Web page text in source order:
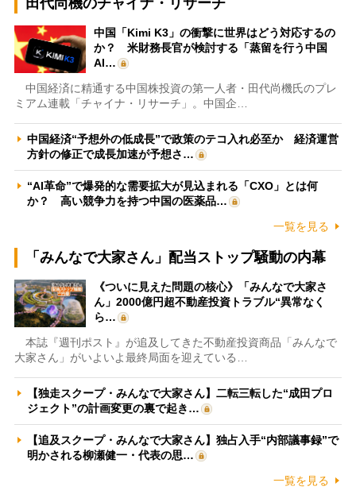
中国「Kimi K3」の衝撃に世界はどう対応するの
か？ 米財務長官が検討する「蒸留を行う中国
AI…
中国経済に精通する中国株投資の第一人者・田代尚機氏のプレ
ミアム連載「チャイナ・リサーチ」。中国企…
中国経済“予想外の低成長”で政策のテコ入れ必至か 経済運営
方針の修正で成長加速が予想さ…
“AI革命”で爆発的な需要拡大が見込まれる「CXO」とは何
か？ 高い競争力を持つ中国の医薬品…
一覧を見る
「みんなで大家さん」配当ストップ騒動の内幕
《ついに見えた問題の核心》「みんなで大家さ
ん」2000億円超不動産投資トラブル“異常なく
ら…
本誌『週刊ポスト』が追及してきた不動産投資商品「みんなで
大家さん」がいよいよ最終局面を迎えている…
【独走スクープ・みんなで大家さん】二転三転した“成田プロ
ジェクト”の計画変更の裏で起き…
【追及スクープ・みんなで大家さん】独占入手“内部議事録”で
明かされる柳瀬健一・代表の思…
一覧を見る